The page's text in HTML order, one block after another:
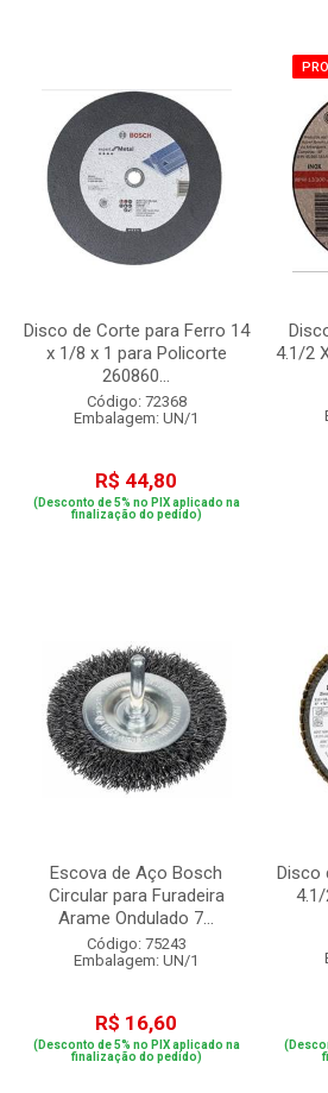
Disco de Corte para Ferro 14
x 1/8 x 1 para Policorte
260860...
Código: 72368
Embalagem: UN/1
R$ 44,80
(Desconto de 5% no PIX aplicado na
finalização do pedido)
4.1/2
Escova de Aço Bosch
Circular para Furadeira
Arame Ondulado 7...
Código: 75243
Embalagem: UN/1
R$ 16,60
(Desconto de 5% no PIX aplicado na
finalização do pedido)
Disco
4.1/